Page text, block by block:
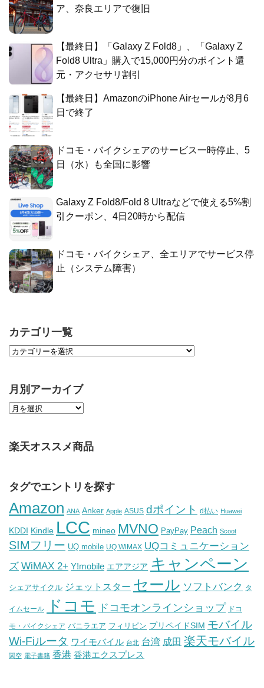
ア、奈良エリアで復旧
【最終日】「Galaxy Z Fold8」、「Galaxy Z
Fold8 Ultra」購入で15,000円分のポイント還
元・アクセサリ割引
【最終日】AmazonのiPhone Airセールが8月6
日で終了
ドコモ・バイクシェアのサービス一時停止、5
日（水）も全国に影響
Galaxy Z Fold8/Fold 8 Ultraなどで使える5%割
引クーポン、4日20時から配信
ドコモ・バイクシェア、全エリアでサービス停
止（システム障害）
カテゴリ一覧
月別アーカイブ
楽天オススメ商品
タグでエントリを探す
Amazon ANA Anker Apple ASUS dポイント d払い Huawei
KDDI Kindle LCC mineo MVNO PayPay Peach Scoot
SIMフリー UQ mobile UQ WiMAX UQコミュニケーション
ズ WiMAX 2+ Y!mobile エアアジア キャンペーン
シェアサイクル ジェットスター セール ソフトバンク タ
イムセール ドコモ ドコモオンラインショップ ドコ
モ・バイクシェア バニラエア フィリピン プリペイドSIM モバイル
Wi-Fiルータ ワイモバイル 台北 台湾 成田 楽天モバイル
関空 電子書籍 香港 香港エクスプレス